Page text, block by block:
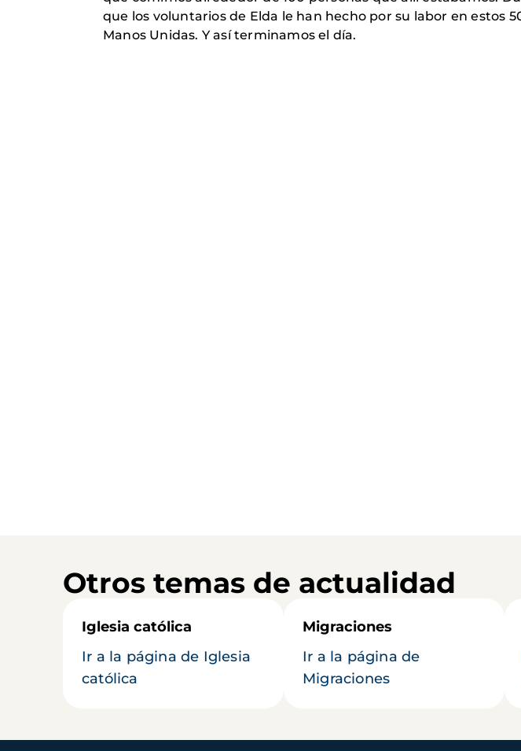
que los voluntarios de Elda le han hecho por su labor en estos
Manos Unidas. Y así terminamos el día.
Otros temas de actualidad
Iglesia católica
Ir a la página de Iglesia
católica
Migraciones
Ir a la página de
Migraciones